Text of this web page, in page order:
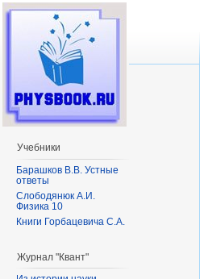
Учебники
Барашков В.В. Устные
ответы
Слободянюк А.И.
Физика 10
Книги Горбацевича С.А.
Журнал "Квант"